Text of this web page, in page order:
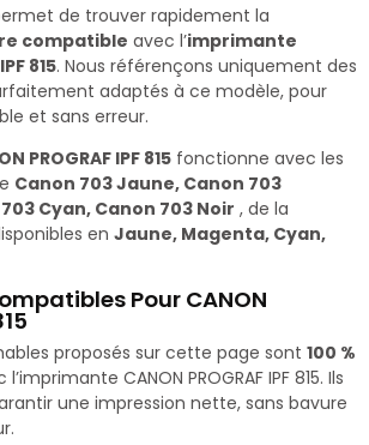
de trouver rapidement la
compatible avec l’imprimante
815. Nous référençons uniquement des
adaptés à ce modèle, pour
et sans erreur.
PROGRAF IPF 815 fonctionne avec les
Canon 703 Jaune, Canon 703
Cyan, Canon 703 Noir , de la
en Jaune, Magenta, Cyan,
Pour CANON
proposés sur cette page sont 100 %
l’imprimante CANON PROGRAF IPF 815. Ils
une impression nette, sans bavure